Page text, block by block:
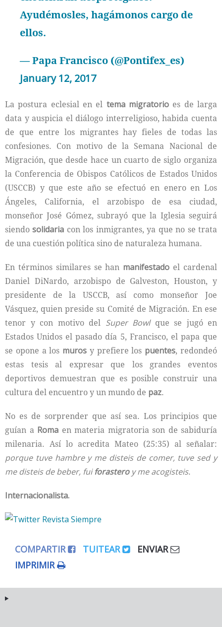
Ayudémosles, hagámonos cargo de
ellos.
— Papa Francisco (@Pontifex_es)
January 12, 2017
La postura eclesial en el tema migratorio es de larga
data y auspicia el diálogo interreligioso, habida cuenta
de que entre los migrantes hay fieles de todas las
confesiones. Con motivo de la Semana Nacional de
Migración, que desde hace un cuarto de siglo organiza
la Conferencia de Obispos Católicos de Estados Unidos
(USCCB) y que este año se efectuó en enero en Los
Ángeles, California, el arzobispo de esa ciudad,
monseñor José Gómez, subrayó que la Iglesia seguirá
siendosolidaria con los inmigrantes, ya que no se trata
de una cuestión política sino de naturaleza humana.
En términos similares se han manifestado el cardenal
Daniel DiNardo, arzobispo de Galveston, Houston, y
presidente de la USCCB, así como monseñor Joe
Vásquez, quien preside su Comité de Migración. En ese
tenor y con motivo del Super Bowlque se jugó en
Estados Unidos el pasado día 5, Francisco, el papa que
se opone a los muros y prefiere los puentes, redondeó
estas tesis al expresar que los grandes eventos
deportivos demuestran que es posible construir una
cultura del encuentro y un mundo de paz.
No es de sorprender que así sea. Los principios que
guían a Roma en materia migratoria son de sabiduría
milenaria. Así lo acredita Mateo (25:35) al señalar:
porque tuve hambre y me disteis de comer, tuve sed y
me disteis de beber, fuiforasteroy me acogisteis.
Internacionalista.
COMPARTIR TUITEAR
ENVIAR
IMPRIMIR